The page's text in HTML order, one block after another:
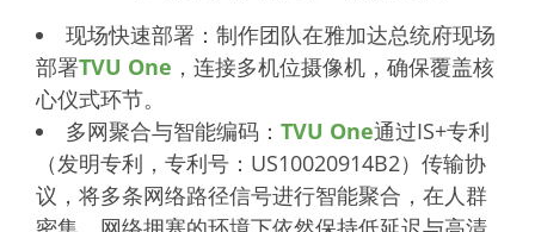
现场快速部署：制作团队在雅加达总统府现场
部署TVU One ，连接多机位摄像机，确保覆盖核
心仪式环节。
多网聚合与智能编码： TVU One通过IS+专利
（发明专利，专利号：US10020914B2）传输协
议，将多条网络路径信号进行智能聚合，在人群